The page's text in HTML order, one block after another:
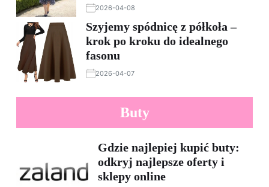
2026-04-08
Szyjemy spódnicę z półkoła –
krok po kroku do idealnego
fasonu
2026-04-07
Buty
Gdzie najlepiej kupić buty:
odkryj najlepsze oferty i
sklepy online